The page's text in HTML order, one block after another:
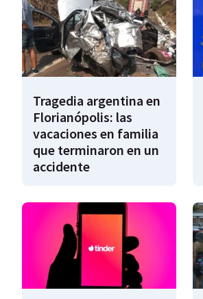
Tragedia argentina en
Florianópolis: las
vacaciones en familia
que terminaron en un
accidente